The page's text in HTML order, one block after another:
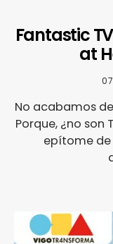
Fantastic
at
No acabamos
Porque, ¿no son
epítome de